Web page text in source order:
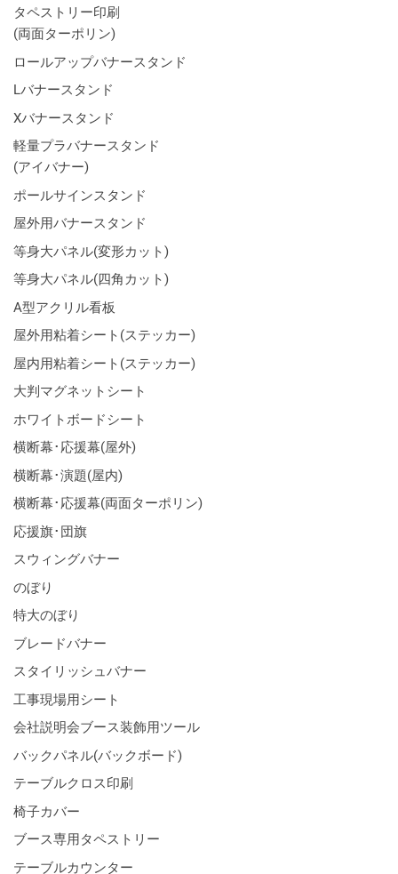
タペストリー印刷
(両面ターポリン)
ロールアップバナースタンド
Lバナースタンド
Xバナースタンド
軽量プラバナースタンド
(アイバナー)
ポールサインスタンド
屋外用バナースタンド
等身大パネル(変形カット)
等身大パネル(四角カット)
A型アクリル看板
屋外用粘着シート(ステッカー)
屋内用粘着シート(ステッカー)
大判マグネットシート
ホワイトボードシート
横断幕･応援幕(屋外)
横断幕･演題(屋内)
横断幕･応援幕(両面ターポリン)
応援旗･団旗
スウィングバナー
のぼり
特大のぼり
ブレードバナー
スタイリッシュバナー
工事現場用シート
会社説明会ブース装飾用ツール
バックパネル(バックボード)
テーブルクロス印刷
椅子カバー
ブース専用タペストリー
テーブルカウンター